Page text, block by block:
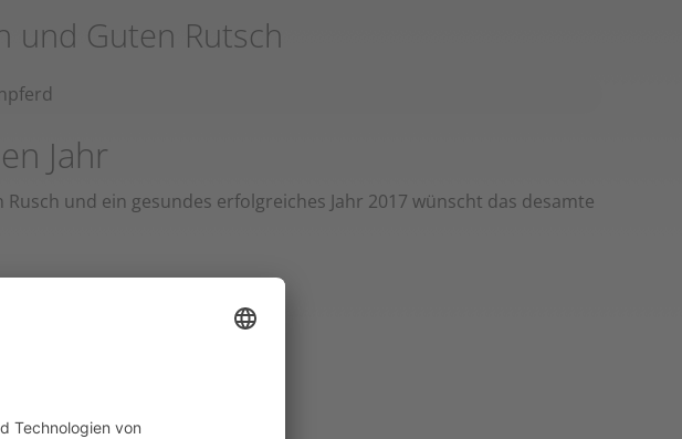
und Guten Rutsch
Jahr
und ein gesundes erfolgreiches Jahr 2017 wünscht das desamte